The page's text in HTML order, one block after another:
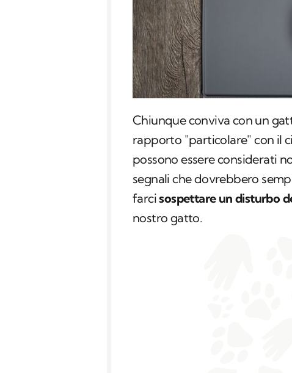
Chiunque conviva con un
rapporto "particolare" con il
possono essere considerati
segnali che dovrebbero
farcisospettare un disturbo
nostro gatto.